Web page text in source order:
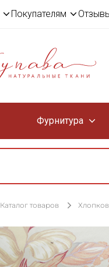
Покупателям
Фурнитура
Каталог товаров